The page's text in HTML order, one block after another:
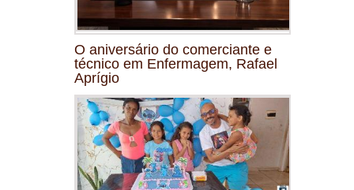
O aniversário do comerciante e
técnico em Enfermagem, Rafael
Aprígio